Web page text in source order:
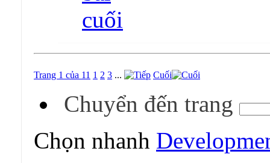
Trang 1 của 11 1 2 3 ... Cuối
Chuyển đến trang
Chọn nhanh